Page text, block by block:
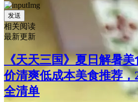
发送
相关阅读
最新更新
《天天三国》夏日解暑
价清爽低成本美食推荐，
全清单